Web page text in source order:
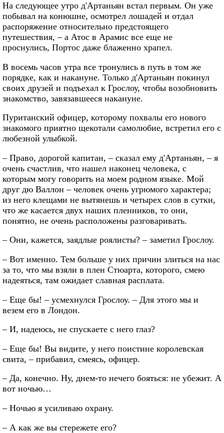
На следующее утро д'Артаньян встал первым. Он уже
побывал на конюшне, осмотрел лошадей и отдал
распоряжение относительно предстоящего
путешествия, – а Атос в Арамис все еще не
проснулись, Портос даже блаженно храпел.
В восемь часов утра все тронулись в путь в том же
порядке, как и накануне. Только д'Артаньян покинул
своих друзей и подъехал к Грослоу, чтобы возобновить
знакомство, завязавшееся накануне.
Пуританский офицер, которому похвалы его нового
знакомого приятно щекотали самолюбие, встретил его с
любезной улыбкой.
– Право, дорогой капитан, – сказал ему д'Артаньян, – я
очень счастлив, что нашел наконец человека, с
которым могу говорить на моем родном языке. Мой
друг дю Валлон – человек очень угрюмого характера;
из него клещами не вытянешь и четырех слов в сутки,
что же касается двух наших пленников, то они,
понятно, не очень расположены разговаривать.
– Они, кажется, заядлые роялисты? – заметил Грослоу.
– Вот именно. Тем больше у них причин злиться на нас
за то, что мы взяли в плен Стюарта, которого, смею
надеяться, там ожидает славная расплата.
– Еще бы! – усмехнулся Грослоу. – Для этого мы и
везем его в Лондон.
– И, надеюсь, не спускаете с него глаз?
– Еще бы! Вы видите, у него поистине королевская
свита, – прибавил, смеясь, офицер.
– Да, конечно. Ну, днем-то нечего бояться: не убежит. А
вот ночью…
– Ночью я усиливаю охрану.
– А как же вы стережете его?